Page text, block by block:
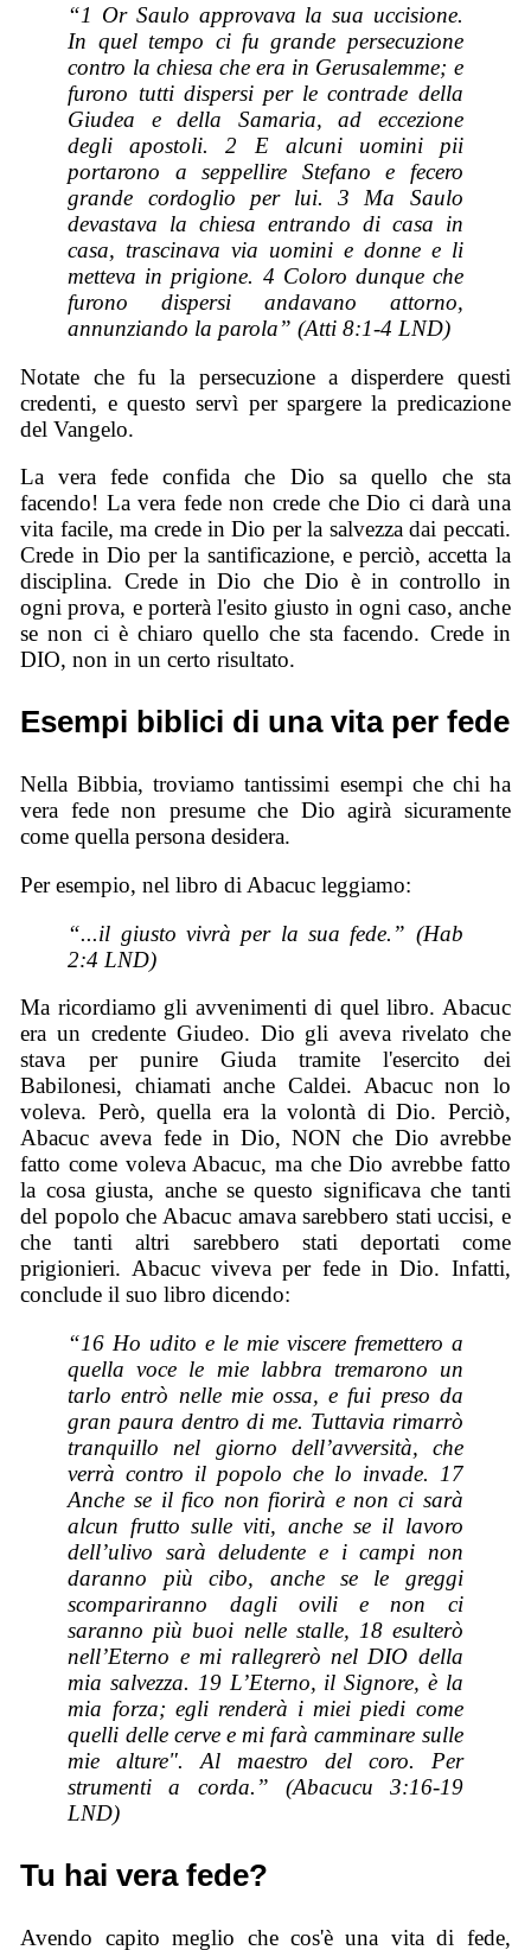
“1 Or Saulo approvava la sua uccisione.
In quel tempo ci fu grande persecuzione
contro la chiesa che era in Gerusalemme; e
furono tutti dispersi per le contrade della
Giudea e della Samaria, ad eccezione
degli apostoli. 2 E alcuni uomini pii
portarono a seppellire Stefano e fecero
grande cordoglio per lui. 3 Ma Saulo
devastava la chiesa entrando di casa in
casa, trascinava via uomini e donne e li
metteva in prigione. 4 Coloro dunque che
furono dispersi andavano attorno,
annunziando la parola” (Atti 8:1-4 LND)
Notate che fu la persecuzione a disperdere questi
credenti, e questo servì per spargere la predicazione
del Vangelo.
La vera fede confida che Dio sa quello che sta
facendo! La vera fede non crede che Dio ci darà una
vita facile, ma crede in Dio per la salvezza dai peccati.
Crede in Dio per la santificazione, e perciò, accetta la
disciplina. Crede in Dio che Dio è in controllo in
ogni prova, e porterà l'esito giusto in ogni caso, anche
se non ci è chiaro quello che sta facendo. Crede in
DIO, non in un certo risultato.
Esempi biblici di una vita per fede
Nella Bibbia, troviamo tantissimi esempi che chi ha
vera fede non presume che Dio agirà sicuramente
come quella persona desidera.
Per esempio, nel libro di Abacuc leggiamo:
“...il giusto vivrà per la sua fede.” (Hab
2:4 LND)
Ma ricordiamo gli avvenimenti di quel libro. Abacuc
era un credente Giudeo. Dio gli aveva rivelato che
stava per punire Giuda tramite l'esercito dei
Babilonesi, chiamati anche Caldei. Abacuc non lo
voleva. Però, quella era la volontà di Dio. Perciò,
Abacuc aveva fede in Dio, NON che Dio avrebbe
fatto come voleva Abacuc, ma che Dio avrebbe fatto
la cosa giusta, anche se questo significava che tanti
del popolo che Abacuc amava sarebbero stati uccisi, e
che tanti altri sarebbero stati deportati come
prigionieri. Abacuc viveva per fede in Dio. Infatti,
conclude il suo libro dicendo:
“16 Ho udito e le mie viscere fremettero a
quella voce le mie labbra tremarono un
tarlo entrò nelle mie ossa, e fui preso da
gran paura dentro di me. Tuttavia rimarrò
tranquillo nel giorno dell’avversità, che
verrà contro il popolo che lo invade. 17
Anche se il fico non fiorirà e non ci sarà
alcun frutto sulle viti, anche se il lavoro
dell’ulivo sarà deludente e i campi non
daranno più cibo, anche se le greggi
scompariranno dagli ovili e non ci
saranno più buoi nelle stalle, 18 esulterò
nell’Eterno e mi rallegrerò nel DIO della
mia salvezza. 19 L’Eterno, il Signore, è la
mia forza; egli renderà i miei piedi come
quelli delle cerve e mi farà camminare sulle
mie alture". Al maestro del coro. Per
strumenti a corda.” (Abacucu 3:16-19
LND)
Tu hai vera fede?
Avendo capito meglio che cos'è una vita di fede,